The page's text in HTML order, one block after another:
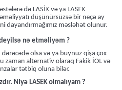
də LASİK və ya LASEK
düşünürsüzsə bir neçə ay
dayandırmağımız məsləhət olunur.
nə etməliyəm ?
olsa və ya buynuz qişa çox
zaman alternativ olaraq Fakik İOL və
tətbiq oluna bilər.
Niyə LASEK olmalıyam ?